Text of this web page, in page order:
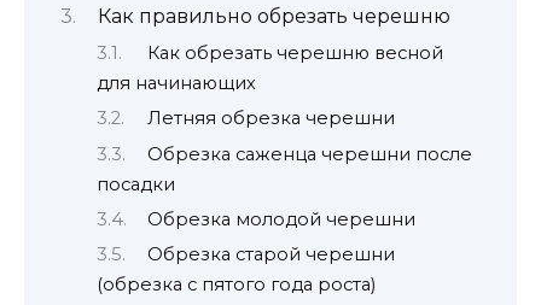
Как правильно обрезать черешню
Как обрезать черешню весной
для начинающих
Летняя обрезка черешни
Обрезка саженца черешни после
посадки
Обрезка молодой черешни
Обрезка старой черешни
(обрезка с пятого года роста)